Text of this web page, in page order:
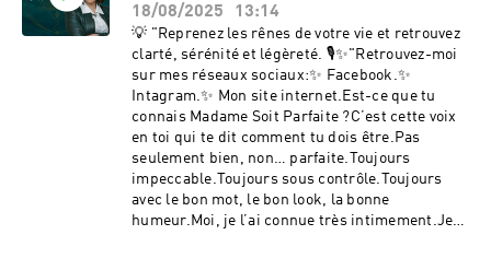
me permet de continuer à faire avancer ma vie
comme je le désire.Je te partage tout ça dans
cet épisode.Hébergé par Ausha. Visitez
ausha.co/politique-de-confidentialite pour plus
d'informations.
18/08/2025
13:14
💡 "Reprenez les rênes de votre vie et retrouvez
clarté, sérénité et légèreté. 🎙️✨"Retrouvez-moi
sur mes réseaux sociaux:✨ Facebook.✨
Intagram.✨ Mon site internet.Est-ce que tu
connais Madame Soit Parfaite ?C’est cette voix
en toi qui te dit comment tu dois être.Pas
seulement bien, non… parfaite.Toujours
impeccable.Toujours sous contrôle.Toujours
avec le bon mot, le bon look, la bonne
humeur.Moi, je l’ai connue très intimement.Je